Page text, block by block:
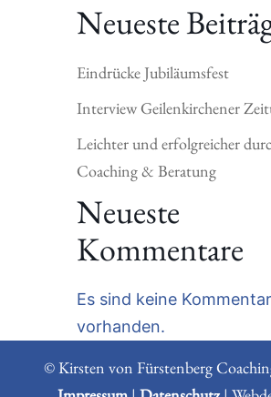
Neueste
Eindrücke Jubiläumsfest
Interview Geilenkirchener
Leichter und erfolgreicher
Coaching & Beratung
Neueste
Kommentare
Es sind keine
vorhanden.
© Kirsten von Fürstenberg